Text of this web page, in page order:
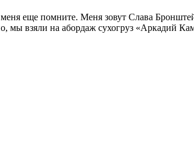
еще помните. Меня зовут Слава
мы взяли на абордаж сухогруз «Аркадий